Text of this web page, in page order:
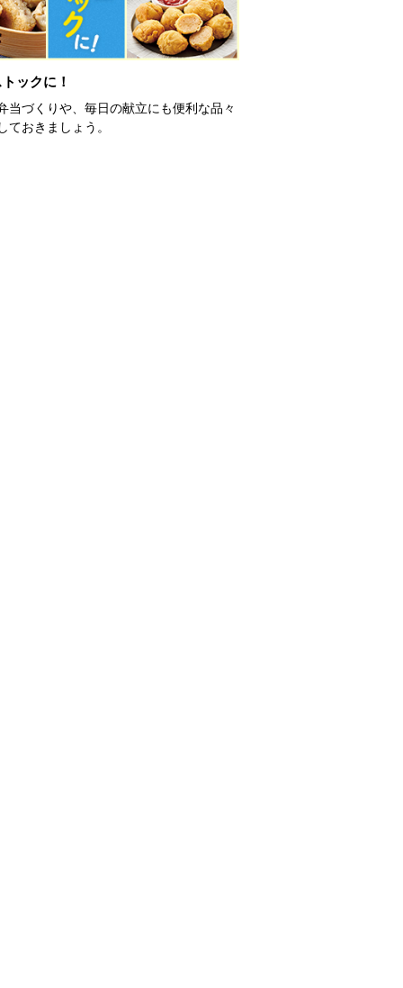
ックに！
当づくりや、毎日の献立にも便利な品々
ておきましょう。